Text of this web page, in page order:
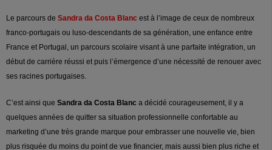
Le parcours de Sandra da Costa Blanc est à l’image de ceux de nombreux
franco-portugais ou luso-descendants de sa génération, une enfance entre
France et Portugal, un parcours scolaire visant à une parfaite intégration, un
début de carrière réussi et puis l’émergence d’une nécessité de renouer avec
ses racines portugaises.
C’est ainsi que Sandra da Costa Blanc a décidé courageusement, il y a
quelques années de quitter sa situation professionnelle confortable au
marketing d’une très grande marque pour embrasser une nouvelle vie, bien
plus risquée du moins du point de vue financier, mais aussi bien plus riche et